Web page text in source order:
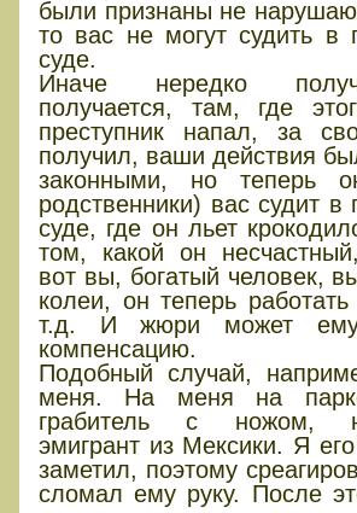
были признаны не
то вас не могут судить в
суде.
Иначе нередко
получается, там, где
преступник напал, за
получил, ваши действия
законными, но теперь
родственники) вас судит в
суде, где он льет
том, какой он
вот вы, богатый человек,
колеи, он теперь
т.д. И жюри может ему
компенсацию.
Подобный случай,
меня. На меня на
грабитель с ножом,
эмигрант из Мексики. Я
заметил, поэтому
сломал ему руку. После